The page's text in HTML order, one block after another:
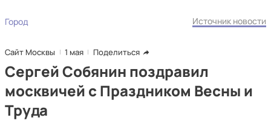
Город Источник новости
Сайт Москвы 1 мая Поделиться
Сергей Собянин поздравил
москвичей с Праздником Весны и
Труда